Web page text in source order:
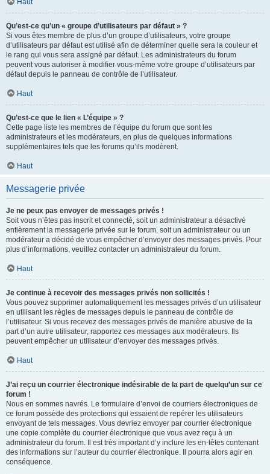
Haut
Qu’est-ce qu’un « groupe d’utilisateurs par défaut » ?
Si vous êtes membre de plus d’un groupe d’utilisateurs, votre groupe
d’utilisateurs par défaut est utilisé afin de déterminer quelle sera la couleur et
le rang qui vous sera assigné par défaut. Les administrateurs du forum
peuvent vous autoriser à modifier vous-même votre groupe d’utilisateurs par
défaut depuis le panneau de contrôle de l’utilisateur.
Haut
Qu’est-ce que le lien « L’équipe » ?
Cette page liste les membres de l’équipe du forum que sont les
administrateurs et les modérateurs, en plus de quelques informations
supplémentaires tels que les forums qu’ils modèrent.
Haut
Messagerie privée
Je ne peux pas envoyer de messages privés !
Soit vous n’êtes pas inscrit et connecté, soit un administrateur a désactivé
entièrement la messagerie privée sur le forum, soit un administrateur ou un
modérateur a décidé de vous empêcher d’envoyer des messages privés. Pour
plus d’informations, veuillez contacter un administrateur du forum.
Haut
Je continue à recevoir des messages privés non sollicités !
Vous pouvez supprimer automatiquement les messages privés d’un utilisateur
en utilisant les règles de messages depuis le panneau de contrôle de
l’utilisateur. Si vous recevez des messages privés de manière abusive de la
part d’un autre utilisateur, rapportez ces messages aux modérateurs. Ils
peuvent empêcher un utilisateur d’envoyer des messages privés.
Haut
J’ai reçu un courrier électronique indésirable de la part de quelqu’un sur ce
forum !
Nous en sommes navrés. Le formulaire d’envoi de courriers électroniques de
ce forum possède des protections qui essaient de repérer les utilisateurs
envoyant de tels messages. Vous devriez envoyer par courrier électronique
une copie complète du courrier électronique que vous avez reçu à un
administrateur du forum. Il est très important d’y inclure les en-têtes contenant
des informations sur l’auteur du courrier électronique. Il pourra alors agir en
conséquence.